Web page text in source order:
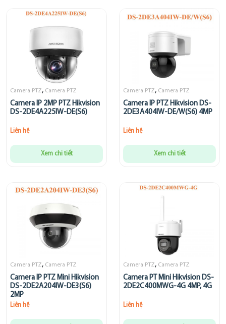
Camera PTZ, Camera PTZ
Camera IP 2MP PTZ Hikvision
DS-2DE4A225IW-DE(S6)
Liên hệ
Xem chi tiết
Camera PTZ, Camera PTZ
Camera IP PTZ Hikvision DS-
2DE3A404IW-DE/W(S6) 4MP
Liên hệ
Xem chi tiết
Camera PTZ, Camera PTZ
Camera IP PTZ Mini Hikvision
DS-2DE2A204IW-DE3(S6)
2MP
Liên hệ
Camera PTZ, Camera PTZ
Camera PT Mini Hikvision DS-
2DE2C400MWG-4G 4MP, 4G
Liên hệ